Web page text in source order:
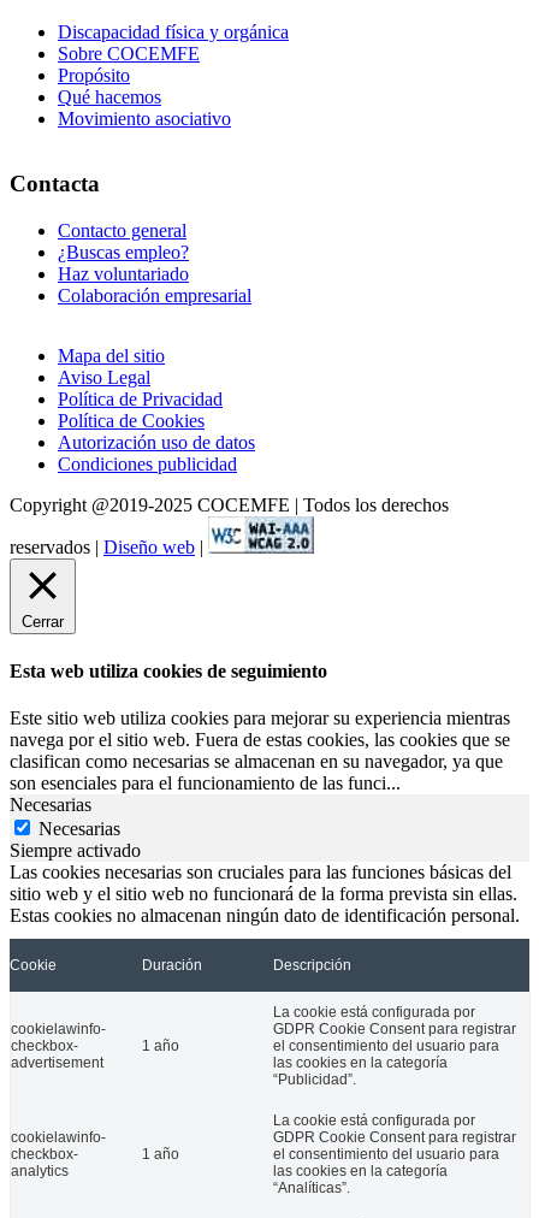
La Federación Coordinadora de Personas con Discapacidad
22 Jul 2022
La Federación Nacional de Enfermos y Trasplantados Hepáticos
La Federación Española de Enfermedades Neuromusculares
FAMMA pide que la regulación de los VTC cuente con las personas
Discapacidad física y orgánica
Sobre COCEMFE
Propósito
Qué hacemos
Movimiento asociativo
Contacta
Contacto general
¿Buscas empleo?
Haz voluntariado
Colaboración empresarial
Mapa del sitio
Aviso Legal
Política de Privacidad
Política de Cookies
Autorización uso de datos
Condiciones publicidad
Copyright @2019-2025 COCEMFE | Todos los derechos
reservados | Diseño web |
Cerrar
Esta web utiliza cookies de seguimiento
Este sitio web utiliza cookies para mejorar su experiencia mientras
navega por el sitio web. Fuera de estas cookies, las cookies que se
clasifican como necesarias se almacenan en su navegador, ya que
son esenciales para el funcionamiento de las funci...
Necesarias
Necesarias
Siempre activado
Las cookies necesarias son cruciales para las funciones básicas del
sitio web y el sitio web no funcionará de la forma prevista sin ellas.
Estas cookies no almacenan ningún dato de identificación personal.
Cookie Duración Descripción
cookielawinfo-
checkbox-
advertisement
1 año
La cookie está configurada por
GDPR Cookie Consent para registrar
el consentimiento del usuario para
las cookies en la categoría
“Publicidad”.
cookielawinfo-
checkbox-
analytics
1 año
La cookie está configurada por
GDPR Cookie Consent para registrar
el consentimiento del usuario para
las cookies en la categoría
“Analíticas”.